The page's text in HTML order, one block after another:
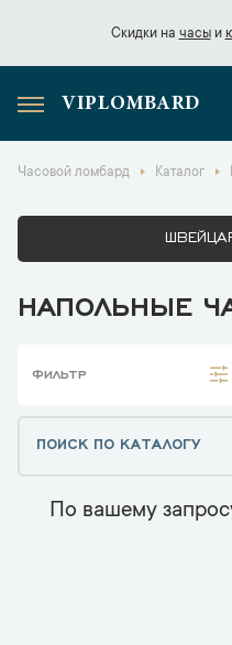
Скидки на часыи
Скидки начасы
VIPLOMBARD
Часовой ломбард Каталог
НАПОЛЬНЫЕ
ФИЛЬТР
По вашему